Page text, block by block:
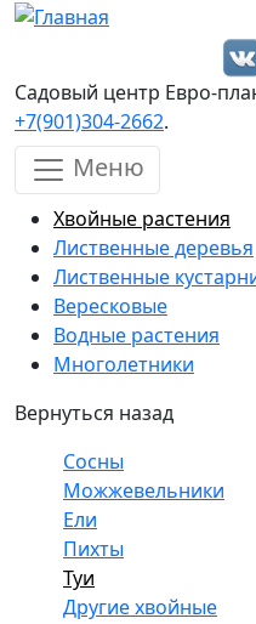
Перейти к основному
Садовый центр Евро-
+7(901)304-2662.
Меню
Хвойные растения
Лиственные деревья
Лиственные
Вересковые
Водные растения
Многолетники
Вернуться назад
Сосны
Можжевельники
Ели
Пихты
Туи
Другие хвойные